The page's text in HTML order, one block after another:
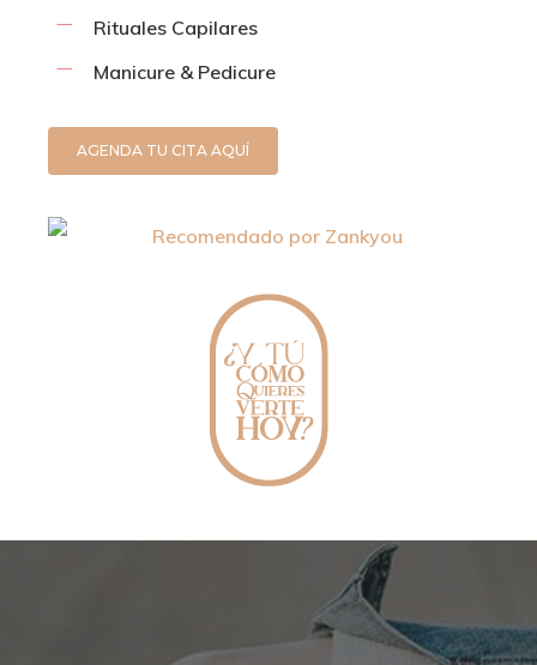
Rituales Capilares
Manicure & Pedicure
AGENDA TU CITA AQUÍ